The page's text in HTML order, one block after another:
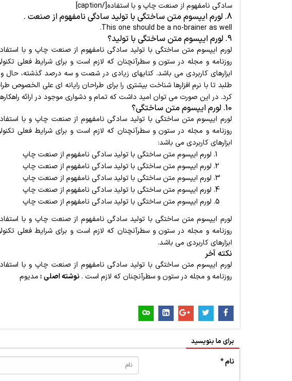
سادگی نامفهوم از صنعت چاپ و با استفاده[/caption]
8. لورم ایپسوم متن ساختگی با تولید سادگی نامفهوم از صنعت .
This one should be a no-brainer as well.
9. لورم ایپسوم متن ساختگی با تولید؟
لورم ایپسوم متن ساختگی با تولید سادگی نامفهوم از صنعت چاپ و با
روزنامه و مجله در ستون و سطرآنچنان که لازم است و برای شرایط فعلی
ابزارهای کاربردی می باشد. کتابهای زیادی در شصت و سه درصد گذشته،
طلبد تا با نرم افزارها شناخت بیشتری را برای طراحان رایانه ای علی الخصوص
کرد. در این صورت می توان امید داشت که تمام و دشواری موجود در ارائه
10. لورم ایپسوم متن ساختگی؟
لورم ایپسوم متن ساختگی با تولید سادگی نامفهوم از صنعت چاپ و با
روزنامه و مجله در ستون و سطرآنچنان که لازم است و برای شرایط فعلی
ابزارهای کاربردی می باشد:
لورم ایپسوم متن ساختگی با تولید سادگی نامفهوم از صنعت چاپ
لورم ایپسوم متن ساختگی با تولید سادگی نامفهوم از صنعت چاپ
لورم ایپسوم متن ساختگی با تولید سادگی نامفهوم از صنعت چاپ
لورم ایپسوم متن ساختگی با تولید سادگی نامفهوم از صنعت چاپ
لورم ایپسوم متن ساختگی با تولید سادگی نامفهوم از صنعت چاپ
لورم ایپسوم متن ساختگی با تولید سادگی نامفهوم از صنعت چاپ و با
روزنامه و مجله در ستون و سطرآنچنان که لازم است و برای شرایط فعلی
ابزارهای کاربردی می باشد.
نکته آخر
لورم ایپسوم متن ساختگی با تولید سادگی نامفهوم از صنعت چاپ و با
روزنامه و مجله در ستون و سطرآنچنان که لازم است .نوشته اصلی : مدیوم
برای ما بنویسید
نام *